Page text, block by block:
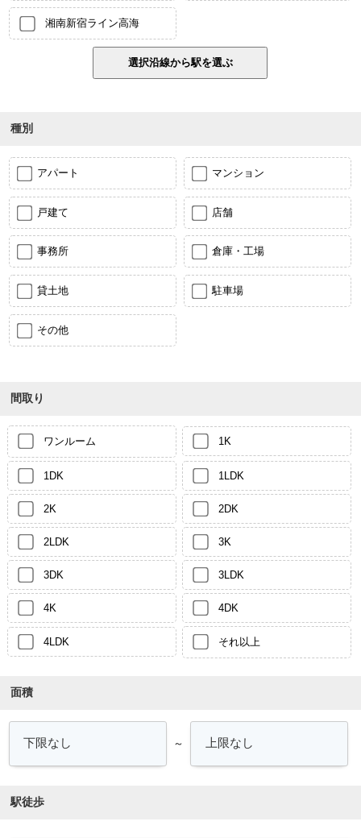
湘南新宿ライン高海
種別
アパート マンション
戸建て 店舗
事務所 倉庫・工場
貸土地 駐車場
その他
間取り
ワンルーム 1K
1DK 1LDK
2K 2DK
2LDK 3K
3DK 3LDK
4K 4DK
4LDK それ以上
面積
～
駅徒歩